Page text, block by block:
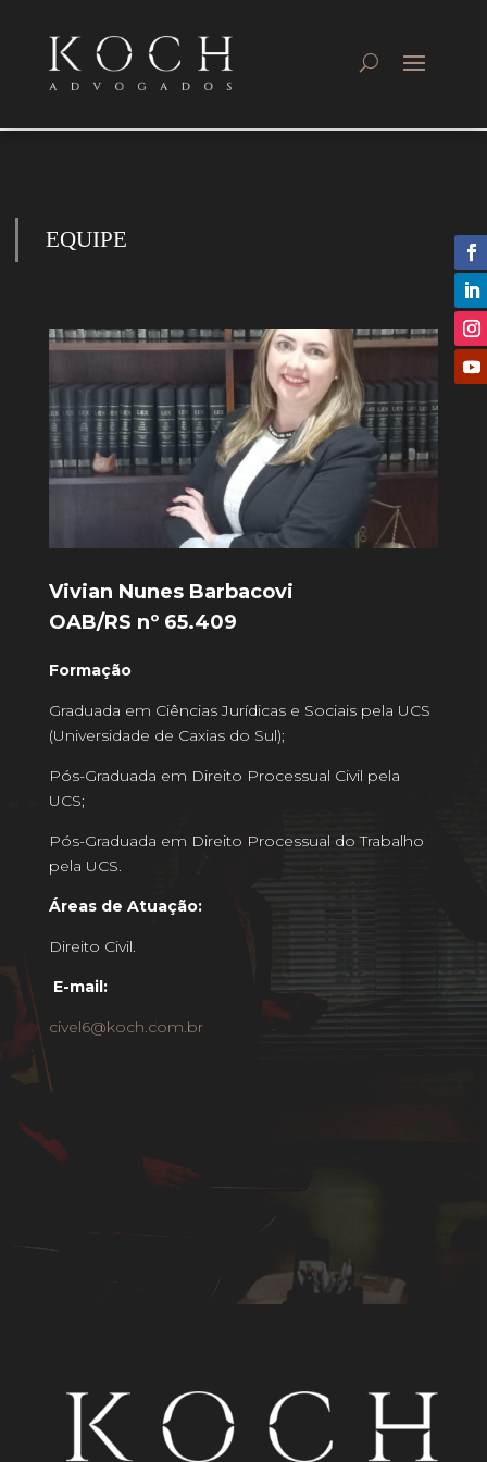
EQUIPE
Vivian Nunes Barbacovi
OAB/RS nº 65.409
Formação
Graduada em Ciências Jurídicas e Sociais pela UCS
(Universidade de Caxias do Sul);
Pós-Graduada em Direito Processual Civil pela
UCS;
Pós-Graduada em Direito Processual do Trabalho
pela UCS
Áreas de Atuação:
Direito Civil.
E-mail:
civel6@koch.com.br